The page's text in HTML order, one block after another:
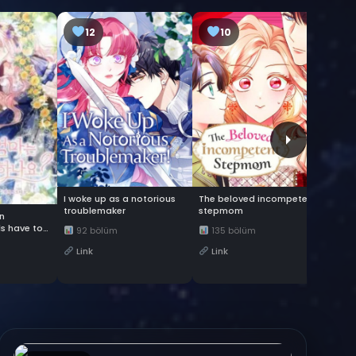
have to
I woke up as a notorious
troublemaker
92 bölüm
12
Link
The beloved incompetent
stepmom
135 bölüm
10
Link